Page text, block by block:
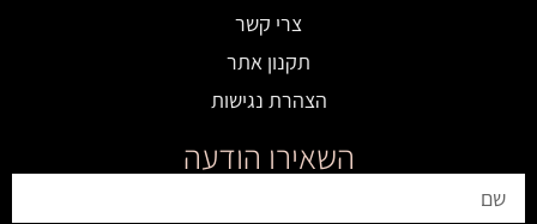
צרי קשר
תקנון אתר
הצהרת נגישות
השאירו הודעה